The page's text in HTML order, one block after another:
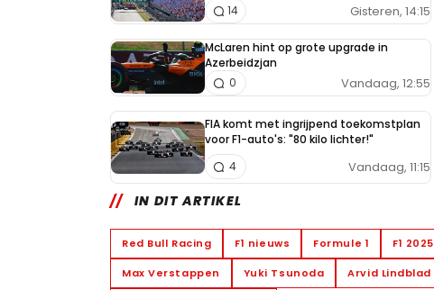
Gisteren, 14:15
14
McLaren hint op grote upgrade in
Azerbeidzjan
Vandaag, 12:55
0
FIA komt met ingrijpend toekomstplan
voor F1-auto's: "80 kilo lichter!"
Vandaag, 11:15
4
IN DIT ARTIKEL
Red Bull Racing F1 nieuws Formule 1 F1 2025
Max Verstappen Yuki Tsunoda Arvid Lindblad